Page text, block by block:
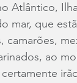
Atlântico,
mar, que
camarões,
ao